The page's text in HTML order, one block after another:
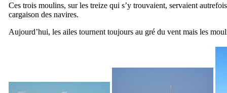
Ces trois moulins, sur les treize qui s’y trouvaient, servaient
cargaison des navires.
Aujourd’hui, les ailes tournent toujours au gré du vent mais les